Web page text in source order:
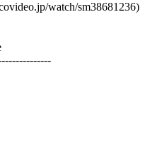
watch/sm38681236)